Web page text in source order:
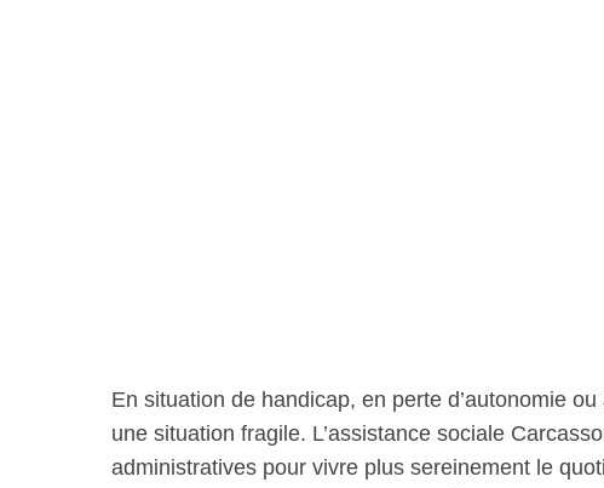
En situation de handicap, en perte d’autonomie
une situation fragile. L’assistance sociale
administratives pour vivre plus sereinement le